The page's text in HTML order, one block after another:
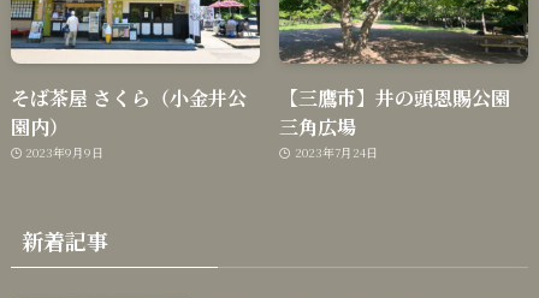
そば茶屋 さくら（小金井公
園内）
2023年9月9日
【三鷹市】井の頭恩賜公園
三角広場
2023年7月24日
新着記事